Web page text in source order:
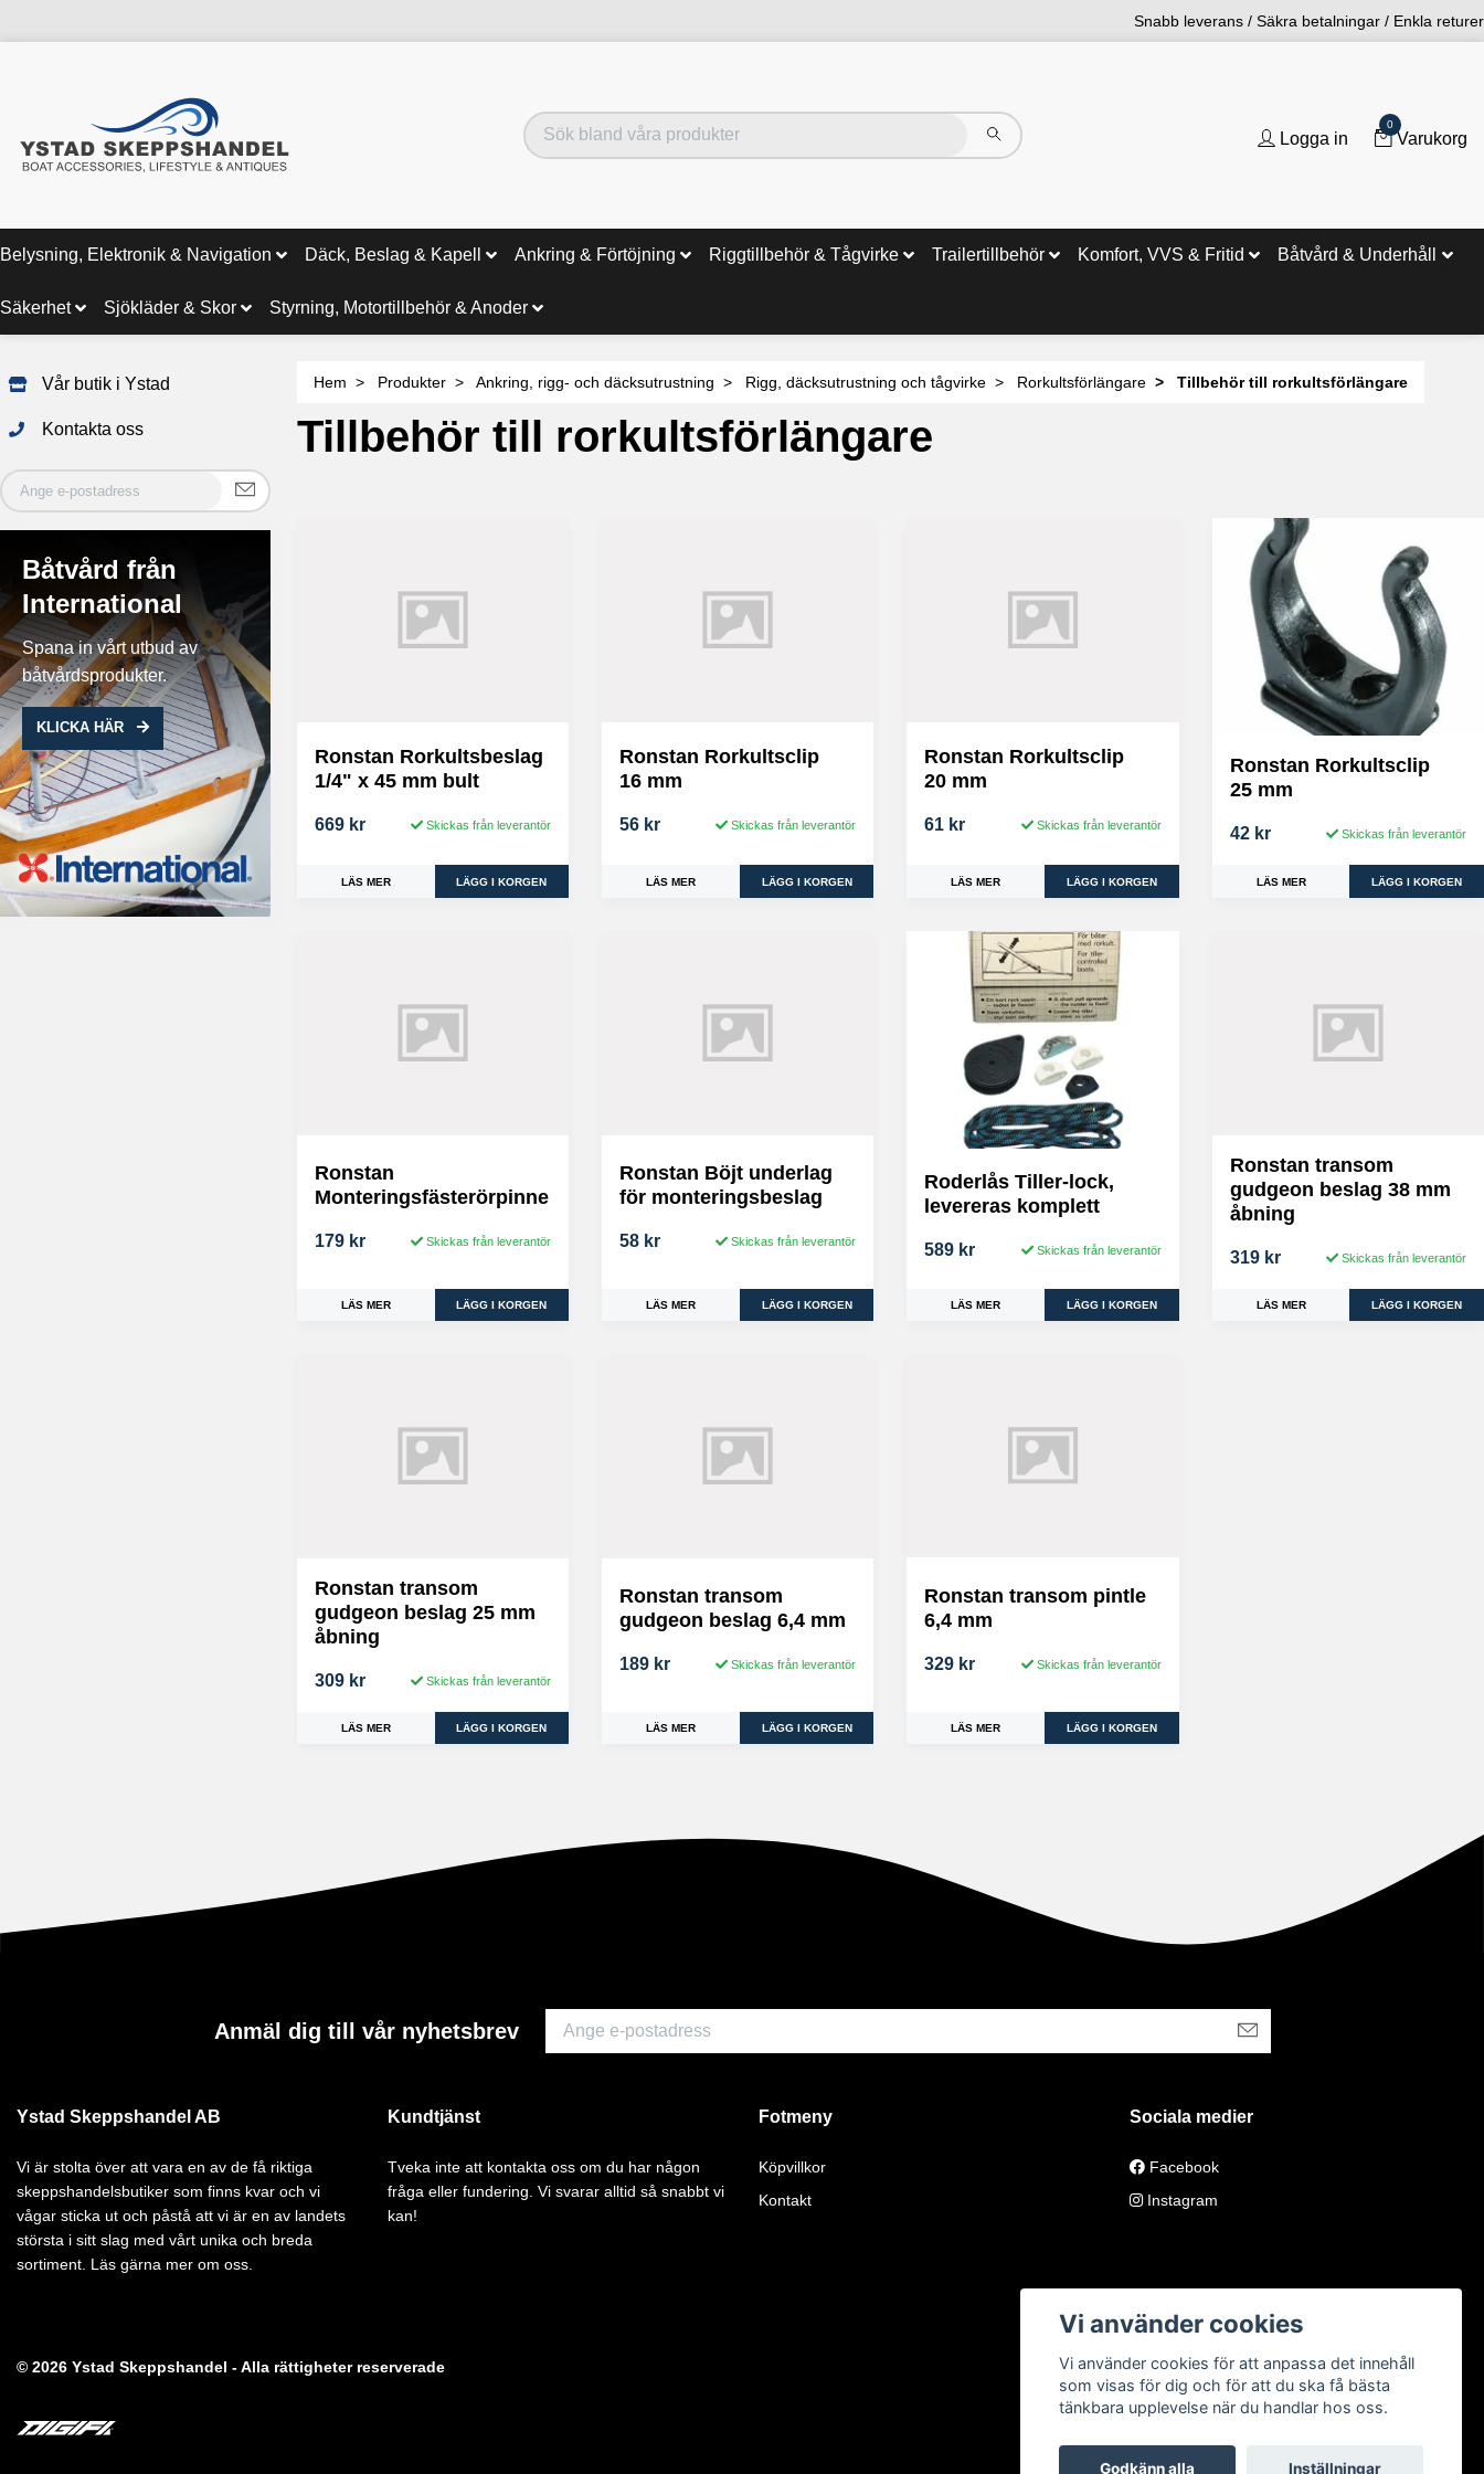
Snabb leverans / Säkra betalningar / Enkla returer
Logga in
0
Varukorg
Belysning, Elektronik & Navigation Däck, Beslag & Kapell Ankring & Förtöjning Riggtillbehör & Tågvirke Trailertillbehör Komfort, VVS & Fritid Båtvård & Underhåll
Säkerhet Sjökläder & Skor Styrning, Motortillbehör & Anoder
Vår butik i Ystad
Kontakta oss
Båtvård från
International
Spana in vårt utbud av
båtvårdsprodukter.
KLICKA HÄR
Hem Produkter Ankring, rigg- och däcksutrustning Rigg, däcksutrustning och tågvirke Rorkultsförlängare Tillbehör till rorkultsförlängare
Tillbehör till rorkultsförlängare
Ronstan Rorkultsbeslag
1/4" x 45 mm bult
669 kr Skickas från leverantör
LÄS MER
Ronstan Rorkultsclip
16 mm
56 kr Skickas från leverantör
LÄS MER
Ronstan Rorkultsclip
20 mm
61 kr Skickas från leverantör
LÄS MER
Ronstan Rorkultsclip
25 mm
42 kr Skickas från leverantör
LÄS MER
Ronstan
Monteringsfästerörpinne
179 kr Skickas från leverantör
LÄS MER
Ronstan Böjt underlag
för monteringsbeslag
58 kr Skickas från leverantör
LÄS MER
Roderlås Tiller-lock,
levereras komplett
589 kr Skickas från leverantör
LÄS MER
Ronstan transom
gudgeon beslag 38 mm
åbning
319 kr Skickas från leverantör
LÄS MER
Ronstan transom
gudgeon beslag 25 mm
åbning
309 kr Skickas från leverantör
LÄS MER
Ronstan transom
gudgeon beslag 6,4 mm
189 kr Skickas från leverantör
LÄS MER
Ronstan transom pintle
6,4 mm
329 kr Skickas från leverantör
LÄS MER
Anmäl dig till vår nyhetsbrev
Ystad Skeppshandel AB
Vi är stolta över att vara en av de få riktiga
skeppshandelsbutiker som finns kvar och vi
vågar sticka ut och påstå att vi är en av landets
största i sitt slag med vårt unika och breda
sortiment. Läs gärna mer om oss.
Kundtjänst
Tveka inte att kontakta oss om du har någon
fråga eller fundering. Vi svarar alltid så snabbt vi
kan!
Fotmeny
Köpvillkor
Kontakt
Sociala medier
Facebook
Instagram
© 2026 Ystad Skeppshandel - Alla rättigheter reserverade
Vi använder cookies
Vi använder cookies för att anpassa det innehåll
som visas för dig och för att du ska få bästa
tänkbara upplevelse när du handlar hos oss.
Godkänn alla Inställningar